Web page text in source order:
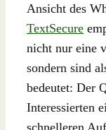
Ansicht des
TextSecure
nicht nur eine
sondern sind
bedeutet: Der
Interessierten
schnelleren